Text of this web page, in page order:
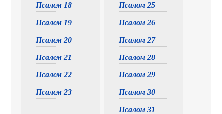
Псалом 18
Псалом 19
Псалом 20
Псалом 21
Псалом 22
Псалом 23
Псалом 25
Псалом 26
Псалом 27
Псалом 28
Псалом 29
Псалом 30
Псалом 31